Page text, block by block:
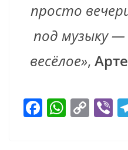
просто
под музыку
весёлое»,
F W C Vi